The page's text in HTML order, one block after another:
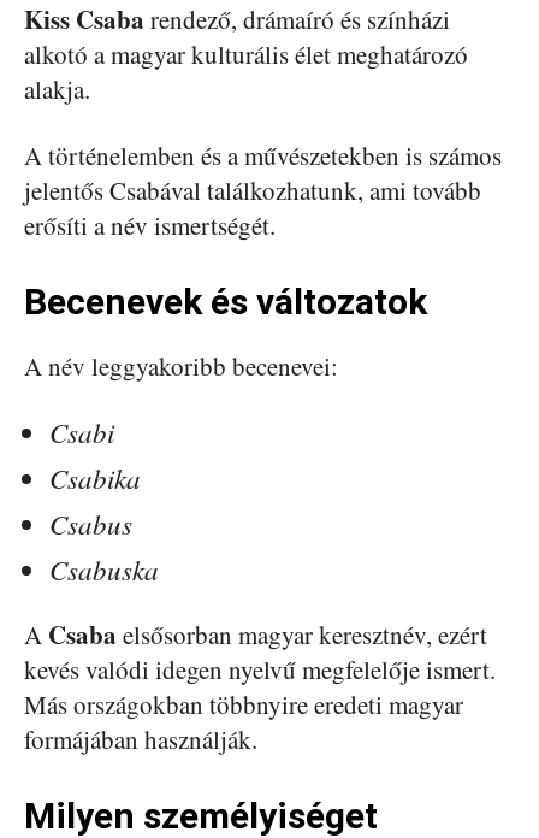
Kiss Csaba rendező, drámaíró és színházi
alkotó a magyar kulturális élet meghatározó
alakja.
A történelemben és a művészetekben is számos
jelentős Csabával találkozhatunk, ami tovább
erősíti a név ismertségét.
Becenevek és változatok
A név leggyakoribb becenevei:
Csabi
Csabika
Csabus
Csabuska
A Csaba elsősorban magyar keresztnév, ezért
kevés valódi idegen nyelvű megfelelője ismert.
Más országokban többnyire eredeti magyar
formájában használják.
Milyen személyiséget